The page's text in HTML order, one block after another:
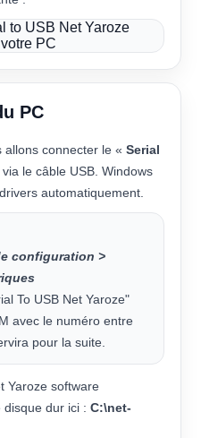
PC
allons connecter le « Serial
le câble USB. Windows
automatiquement.
configuration >
To USB Net Yaroze"
avec le numéro entre
pour la suite.
Yaroze software
dur ici : C:\net-